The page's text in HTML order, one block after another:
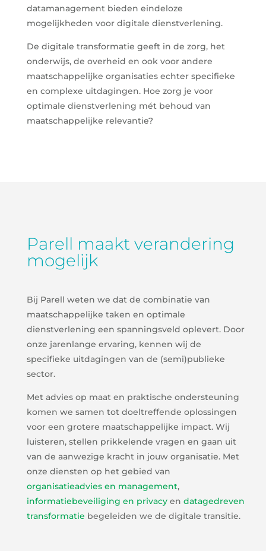
datamanagement bieden eindeloze
mogelijkheden voor digitale dienstverlening.
De digitale transformatie geeft in de zorg, het
onderwijs, de overheid en ook voor andere
maatschappelijke organisaties echter specifieke
en complexe uitdagingen. Hoe zorg je voor
optimale dienstverlening mét behoud van
maatschappelijke relevantie?
Parell maakt verandering
mogelijk
Bij Parell weten we dat de combinatie van
maatschappelijke taken en optimale
dienstverlening een spanningsveld oplevert. Door
onze jarenlange ervaring, kennen wij de
specifieke uitdagingen van de (semi)publieke
sector.
Met advies op maat en praktische ondersteuning
komen we samen tot doeltreffende oplossingen
voor een grotere maatschappelijke impact. Wij
luisteren, stellen prikkelende vragen en gaan uit
van de aanwezige kracht in jouw organisatie. Met
onze diensten op het gebied van
organisatieadvies en management,
informatiebeveiliging en privacyen datagedreven
transformatie begeleiden we de digitale transitie.